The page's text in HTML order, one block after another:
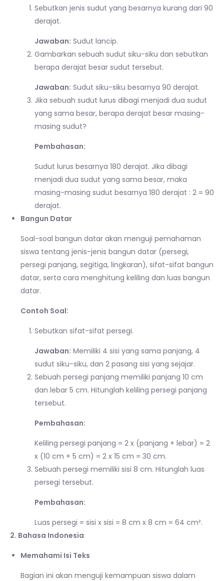
Sebutkan jenis sudut yang besarnya kurang dari 90
derajat.
Jawaban: Sudut lancip.
Gambarkan sebuah sudut siku-siku dan sebutkan
berapa derajat besar sudut tersebut.
Jawaban: Sudut siku-siku besarnya 90 derajat.
Jika sebuah sudut lurus dibagi menjadi dua sudut
yang sama besar, berapa derajat besar masing-
masing sudut?
Pembahasan:
Sudut lurus besarnya 180 derajat. Jika dibagi
menjadi dua sudut yang sama besar, maka
masing-masing sudut besarnya 180 derajat : 2 = 90
derajat.
Bangun Datar
Soal-soal bangun datar akan menguji pemahaman
siswa tentang jenis-jenis bangun datar (persegi,
persegi panjang, segitiga, lingkaran), sifat-sifat bangun
datar, serta cara menghitung keliling dan luas bangun
datar.
Contoh Soal:
Sebutkan sifat-sifat persegi.
Jawaban: Memiliki 4 sisi yang sama panjang, 4
sudut siku-siku, dan 2 pasang sisi yang sejajar.
Sebuah persegi panjang memiliki panjang 10 cm
dan lebar 5 cm. Hitunglah keliling persegi panjang
tersebut.
Pembahasan:
Keliling persegi panjang = 2 x (panjang + lebar) = 2
x (10 cm + 5 cm) = 2 x 15 cm = 30 cm.
Sebuah persegi memiliki sisi 8 cm. Hitunglah luas
persegi tersebut.
Pembahasan:
Luas persegi = sisi x sisi = 8 cm x 8 cm = 64 cm².
2. Bahasa Indonesia
Memahami Isi Teks
Bagian ini akan menguji kemampuan siswa dalam